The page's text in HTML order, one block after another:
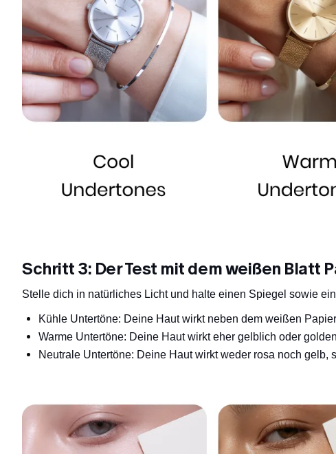
Schritt 3: Der Test mit dem weißen Blatt
Stelle dich in natürliches Licht und halte einen Spiegel sowie
Kühle Untertöne: Deine Haut wirkt neben dem weißen
Warme Untertöne: Deine Haut wirkt eher gelblich oder
Neutrale Untertöne: Deine Haut wirkt weder rosa noch gelb,